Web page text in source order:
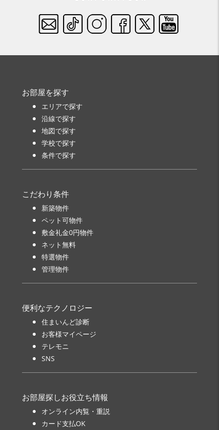
お部屋を探す
エリアで探す
沿線で探す
地図で探す
学校で探す
条件で探す
こだわり条件
新築物件
ペット可物件
敷金礼金0円物件
ネット無料
特選物件
管理物件
便利なテクノロジー
住まいんど診断
お客様マイページ
テレモニ
SNS
お部屋探しお役立ち情報
オンライン内覧・重説
カード支払OK